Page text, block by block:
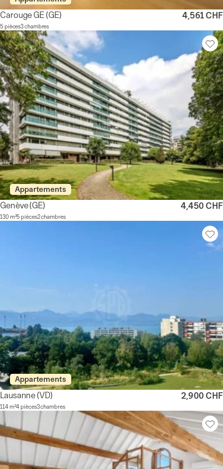
Carouge GE(GE)
5 pièces3 chambres
4,561 CHF
Appartements
Genève(GE)
130 m²5 pièces2 chambres
4,450 CHF
Appartements
Lausanne(VD)
114 m²4 pièces3 chambres
2,900 CHF